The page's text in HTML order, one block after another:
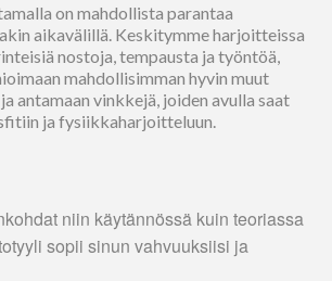
on mahdollista parantaa
aikavälillä. Keskitymme harjoitteissa
nostoja, tempausta ja työntöä,
mahdollisimman hyvin muut
antamaan vinkkejä, joiden avulla saat
ja fysiikkaharjoitteluun.
niin käytännössä kuin teoriassa
sopii sinun vahvuuksiisi ja